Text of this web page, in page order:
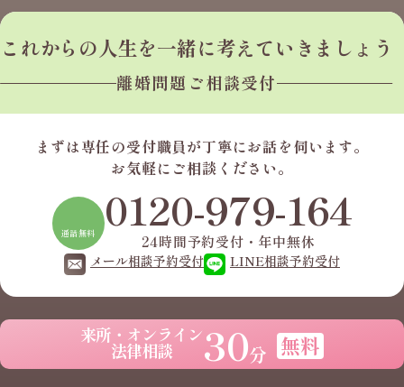
これからの人生を一緒に考えていきましょう
離婚問題ご相談受付
まずは専任の受付職員が丁寧にお話を伺います。
お気軽にご相談ください。
通話無料 0120-979-164
24時間予約受付・年中無休
メール相談予約受付 LINE相談予約受付
来所・オンライン
法律相談 30分 無料